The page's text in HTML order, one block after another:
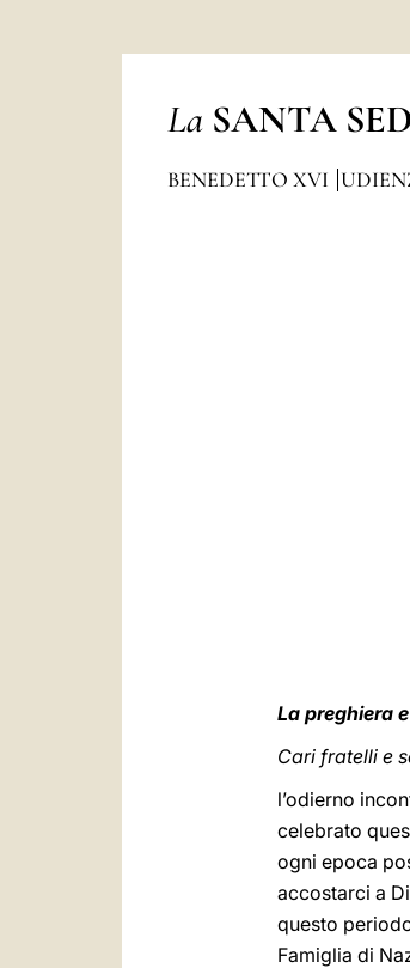
La SANTA
BENEDETTO XVI
La preghiera
Cari fratelli e
l’odierno
celebrato
ogni epoca
accostarci a
questo
Famiglia di